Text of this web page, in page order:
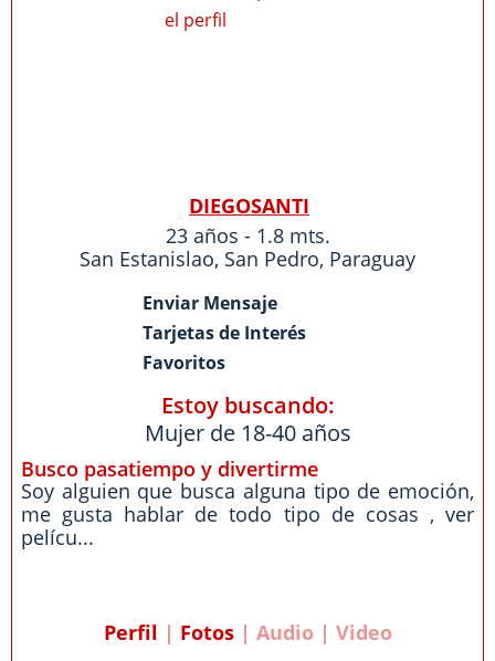
DIEGOSANTI
23 años - 1.8 mts.
San Estanislao, San Pedro, Paraguay
Enviar Mensaje
Tarjetas de Interés
Favoritos
Estoy buscando:
Mujer de 18-40 años
Busco pasatiempo y divertirme
Soy alguien que busca alguna tipo de emoción,
me gusta hablar de todo tipo de cosas , ver
pelícu...
Perfil | Fotos| Audio | Video